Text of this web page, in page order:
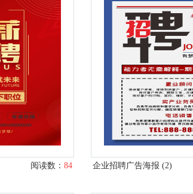
阅读数： 84 企业招聘广告海报 (2)